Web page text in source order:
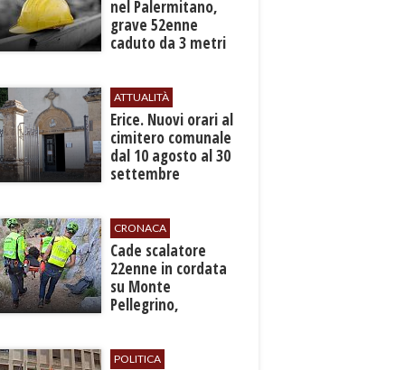
nel Palermitano,
grave 52enne
caduto da 3 metri
ATTUALITÀ
​Erice. Nuovi orari al
cimitero comunale
dal 10 agosto al 30
settembre
CRONACA
​Cade scalatore
22enne in cordata
su Monte
Pellegrino,
gamba
POLITICA